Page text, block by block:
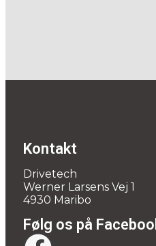
Kontakt
Drivetech
Werner Larsens Vej 1
4930 Maribo
Følg os på